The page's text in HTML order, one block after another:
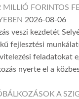
FORINTOS
2026-08-06
veszi kezdetét
fejlesztési
feladatokat
nyerte el a
A